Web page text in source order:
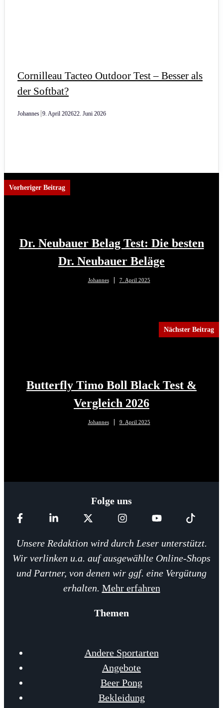
Cornilleau Tacteo Outdoor Test – Besser als
der Softbat?
Johannes 9. April 202622. Juni 2026
Vorheriger Beitrag
Dr. Neubauer Belag Test: Die besten
Dr. Neubauer Beläge
Johannes 7. April 2025
Nächster Beitrag
Butterfly Timo Boll Black Test &
Vergleich 2026
Johannes 9. April 2025
Folge uns
Unsere Redaktion wird durch Leser unterstützt.
Wir verlinken u.a. auf ausgewählte Online-Shops
und Partner, von denen wir ggf. eine Vergütung
erhalten. Mehr erfahren
Themen
Andere Sportarten
Angebote
Beer Pong
Bekleidung